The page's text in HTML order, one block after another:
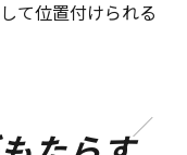
て位置付けられる